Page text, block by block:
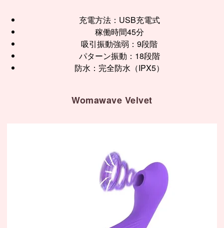
充電方法：USB充電式
稼働時間45分
吸引振動強弱：9段階
パターン振動：18段階
防水：完全防水（IPX5）
Womawave Velvet